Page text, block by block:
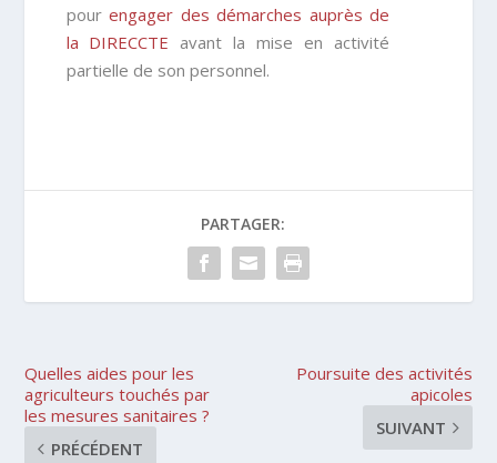
pourengager des démarches auprès de
la DIRECCTE avant la mise en activité
partielle de son personnel.
PARTAGER:
Quelles aides pour les
agriculteurs touchés par
les mesures sanitaires ?
PRÉCÉDENT
Poursuite des activités
apicoles
SUIVANT